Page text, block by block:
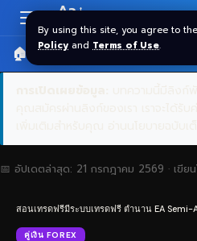
By using this site, you agree to the
Policy and Terms of Use.
Resizer
Aa
🏠 หน้าแรก ราคาทอง SPDR
📅 อัปเดตล่าสุด: 21 กรกฎาคม 2569 · เขีย
สอนเทรดฟรีมีระบบเทรดฟรี ตำนาน EA Semi-
คู่เงิน FOREX